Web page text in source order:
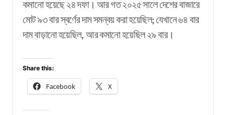
কমানো হয়েছে ২৪ দফা। আর গত ২০২৫ সালে দেশের বাজারে
মোট ৯৩ বার স্বর্ণের দাম সমন্বয় করা হয়েছিল; যেখানে ৬৪ বার
দাম বাড়ানো হয়েছিল, আর কমানো হয়েছিল ২৯ বার।
Share this:
Facebook X